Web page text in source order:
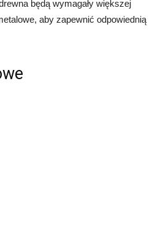
będą wymagały większej
aby zapewnić odpowiednią